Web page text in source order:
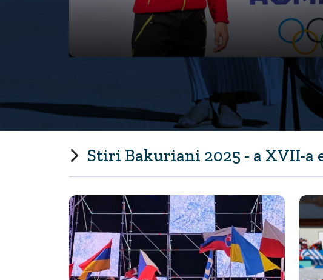
Stiri Bakuriani 2025 - a XVII-a